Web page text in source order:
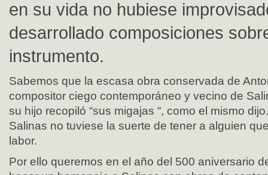
en su vida no hubiese
desarrollado composiciones
instrumento.
Sabemos que la escasa obra conservada de
compositor ciego contemporáneo y vecino de
su hijo recopiló “sus migajas “, como el mismo
Salinas no tuviese la suerte de tener a alguien
labor.
Por ello queremos en el año del 500 aniversario